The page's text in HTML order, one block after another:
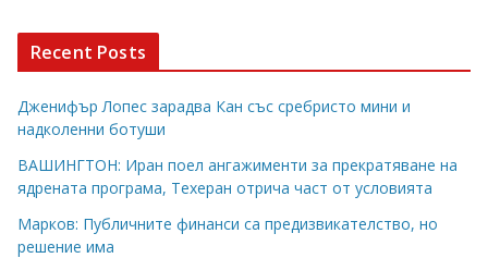
Recent Posts
Дженифър Лопес зарадва Кан със сребристо мини и
надколенни ботуши
ВАШИНГТОН: Иран поел ангажименти за прекратяване на
ядрената програма, Техеран отрича част от условията
Марков: Публичните финанси са предизвикателство, но
решение има